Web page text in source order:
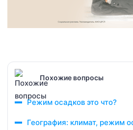
Похожие вопросы
Режим осадков это что?
География: климат, режим